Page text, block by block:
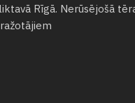
Rīgā. Nerūsējošā